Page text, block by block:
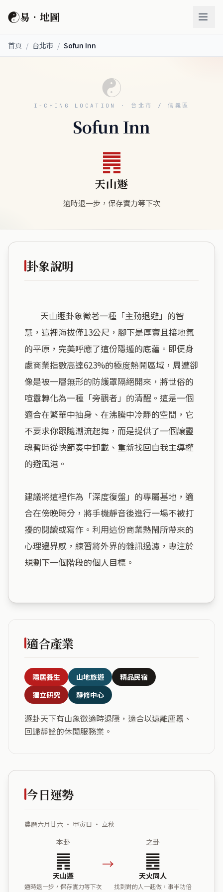
☯易．地圖
首頁 / 台北市 / Sofun Inn
☯
I-CHING LOCATION · 台北市 / 信義區
Sofun Inn
䷠
天山遯
適時退一步，保存實力等下次
卦象說明
慧，這裡海拔僅13公尺，腳下是厚實且接地氣
的平原，完美呼應了這份隱遁的底蘊。即便身
處商業指數高達623%的極度熱鬧區域，周遭卻
像是被一層無形的防護罩隔絕開來，將世俗的
喧囂轉化為一種「旁觀者」的清醒。這是一個
適合在繁華中抽身、在沸騰中冷靜的空間，它
不要求你跟隨潮流起舞，而是提供了一個讓靈
魂暫時從快節奏中卸載、重新找回自我主導權
的避風港。
建議將這裡作為「深度復盤」的專屬基地，適
合在傍晚時分，將手機靜音後進行一場不被打
擾的閱讀或寫作。利用這份商業熱鬧所帶來的
心理邊界感，練習將外界的雜訊過濾，專注於
規劃下一個階段的個人目標。
適合產業
隱居養生 山地旅遊
精品民宿
獨立研究
靜修中心
遯卦天下有山象徵適時退隱，適合以遠離塵囂、
回歸靜謐的休閒服務業。
今日運勢
農曆六月廿六 ・ 甲寅日 ・ 立秋
本卦
䷠
天山遯
適時退一步，保存實力等下次
→
之卦
䷌
天火同人
找到對的人一起做，事半功倍